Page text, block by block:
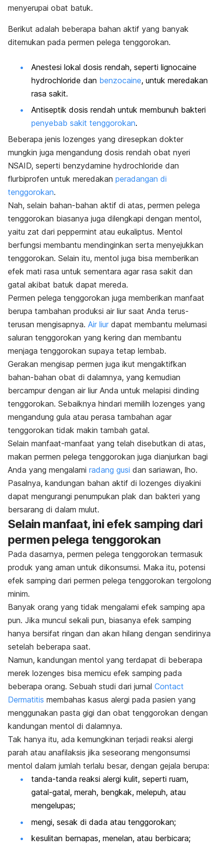
menyerupai obat batuk.
Berikut adalah beberapa bahan aktif yang banyak
ditemukan pada permen pelega tenggorokan.
Anestesi lokal dosis rendah, seperti lignocaine
hydrochloride dan benzocaine, untuk meredakan
rasa sakit.
Antiseptik dosis rendah untuk membunuh bakteri
penyebab sakit tenggorokan.
Beberapa jenis lozenges yang diresepkan dokter
mungkin juga mengandung dosis rendah obat nyeri
NSAID, seperti benzydamine hydrochloride dan
flurbiprofen untuk meredakan peradangan di
tenggorokan.
Nah, selain bahan-bahan aktif di atas, permen pelega
tenggorokan biasanya juga dilengkapi dengan mentol,
yaitu zat dari peppermint atau eukaliptus. Mentol
berfungsi membantu mendinginkan serta menyejukkan
tenggorokan. Selain itu, mentol juga bisa memberikan
efek mati rasa untuk sementara agar rasa sakit dan
gatal akibat batuk dapat mereda.
Permen pelega tenggorokan juga memberikan manfaat
berupa tambahan produksi air liur saat Anda terus-
terusan mengisapnya. Air liur dapat membantu melumasi
saluran tenggorokan yang kering dan membantu
menjaga tenggorokan supaya tetap lembab.
Gerakan mengisap permen juga ikut mengaktifkan
bahan-bahan obat di dalamnya, yang kemudian
bercampur dengan air liur Anda untuk melapisi dinding
tenggorokan. Sebaiknya hindari memilih lozenges yang
mengandung gula atau perasa tambahan agar
tenggorokan tidak makin tambah gatal.
Selain manfaat-manfaat yang telah disebutkan di atas,
makan permen pelega tenggorokan juga dianjurkan bagi
Anda yang mengalami radang gusi dan sariawan, lho.
Pasalnya, kandungan bahan aktif di lozenges diyakini
dapat mengurangi penumpukan plak dan bakteri yang
bersarang di dalam mulut.
Selain manfaat, ini efek samping dari
permen pelega tenggorokan
Pada dasarnya, permen pelega tenggorokan termasuk
produk yang aman untuk dikonsumsi. Maka itu, potensi
efek samping dari permen pelega tenggorokan tergolong
minim.
Banyak orang yang tidak mengalami efek samping apa
pun. Jika muncul sekali pun, biasanya efek samping
hanya bersifat ringan dan akan hilang dengan sendirinya
setelah beberapa saat.
Namun, kandungan mentol yang terdapat di beberapa
merek lozenges bisa memicu efek samping pada
beberapa orang. Sebuah studi dari jurnal Contact
Dermatitis membahas kasus alergi pada pasien yang
menggunakan pasta gigi dan obat tenggorokan dengan
kandungan mentol di dalamnya.
Tak hanya itu, ada kemungkinan terjadi reaksi alergi
parah atau anafilaksis jika seseorang mengonsumsi
mentol dalam jumlah terlalu besar, dengan gejala berupa:
tanda-tanda reaksi alergi kulit, seperti ruam,
gatal-gatal, merah, bengkak, melepuh, atau
mengelupas;
mengi, sesak di dada atau tenggorokan;
kesulitan bernapas, menelan, atau berbicara;